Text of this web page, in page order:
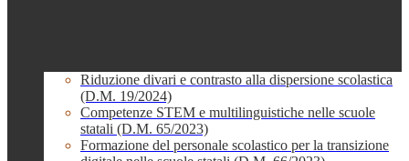
Riduzione divari e contrasto alla dispersione scolastica
(D.M. 19/2024)
Competenze STEM e multilinguistiche nelle scuole
statali (D.M. 65/2023)
Formazione del personale scolastico per la transizione